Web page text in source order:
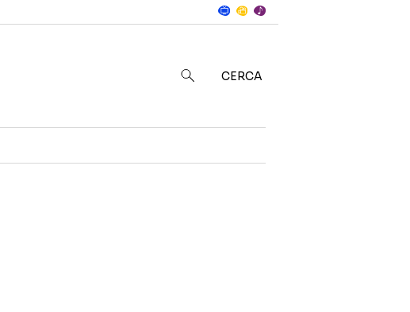
CERCA